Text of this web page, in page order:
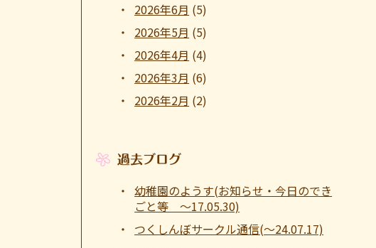
2026年6月 (5)
2026年5月 (5)
2026年4月 (4)
2026年3月 (6)
2026年2月 (2)
過去ブログ
幼稚園のようす(お知らせ・今日のでき
ごと等 ～17.05.30)
つくしんぼサークル通信(～24.07.17)